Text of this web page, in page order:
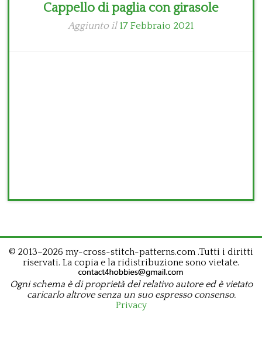
Cappello di paglia con girasole
Aggiunto il 17 Febbraio 2021
© 2013–2026 my-cross-stitch-patterns.com .Tutti i diritti
riservati. La copia e la ridistribuzione sono vietate.
Ogni schema è di proprietà del relativo autore ed è vietato
caricarlo altrove senza un suo espresso consenso.
Privacy